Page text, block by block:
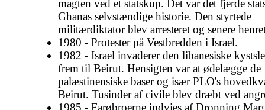
magten ved et statskup. Det var det fjerde
Ghanas selvstændige historie. Den styrtede
militærdiktator blev arresteret og senere
1980 - Protester på Vestbredden i Israel.
1982 - Israel invaderer den libanesiske
frem til Beirut. Hensigten var at ødelægge de
palæstinensiske baser og især PLO's
Beirut. Tusinder af civile blev dræbt ved
1985 - Farøbroerne indvies af Dronning